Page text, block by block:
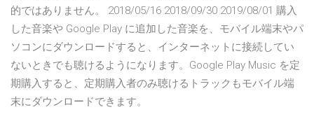
的ではありません。 2018/05/16 2018/09/30 2019/08/01 購入
した音楽や Google Play に追加した音楽を、モバイル端末やパ
ソコンにダウンロードすると、インターネットに接続してい
ないときでも聴けるようになります。Google Play Music を定
期購入すると、定期購入者のみ聴けるトラックもモバイル端
末にダウンロードできます。